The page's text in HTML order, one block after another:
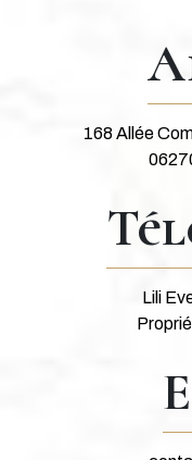
168 Allée
Lili